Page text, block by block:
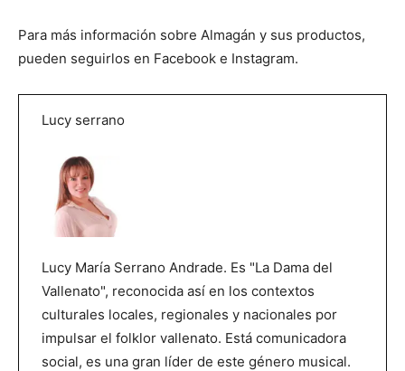
Para más información sobre Almagán y sus productos,
pueden seguirlos en Facebook e Instagram.
Lucy serrano
Lucy María Serrano Andrade. Es "La Dama del
Vallenato", reconocida así en los contextos
culturales locales, regionales y nacionales por
impulsar el folklor vallenato. Está comunicadora
social, es una gran líder de este género musical.